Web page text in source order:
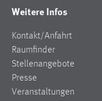
Weitere Infos
Kontakt/Anfahrt
Raumfinder
Stellenangebote
Presse
Veranstaltungen